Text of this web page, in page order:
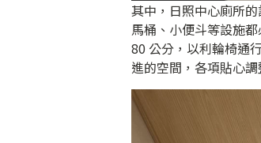
其中，日照中心廁所
馬桶、小便斗等設施
80 公分，以利輪椅通
進的空間，各項貼心